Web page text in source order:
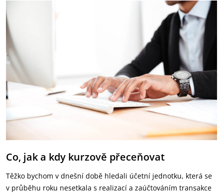
Co, jak a kdy kurzově přeceňovat
Těžko bychom v dnešní době hledali účetní jednotku, která se
v průběhu roku nesetkala s realizací a zaúčtováním transakce